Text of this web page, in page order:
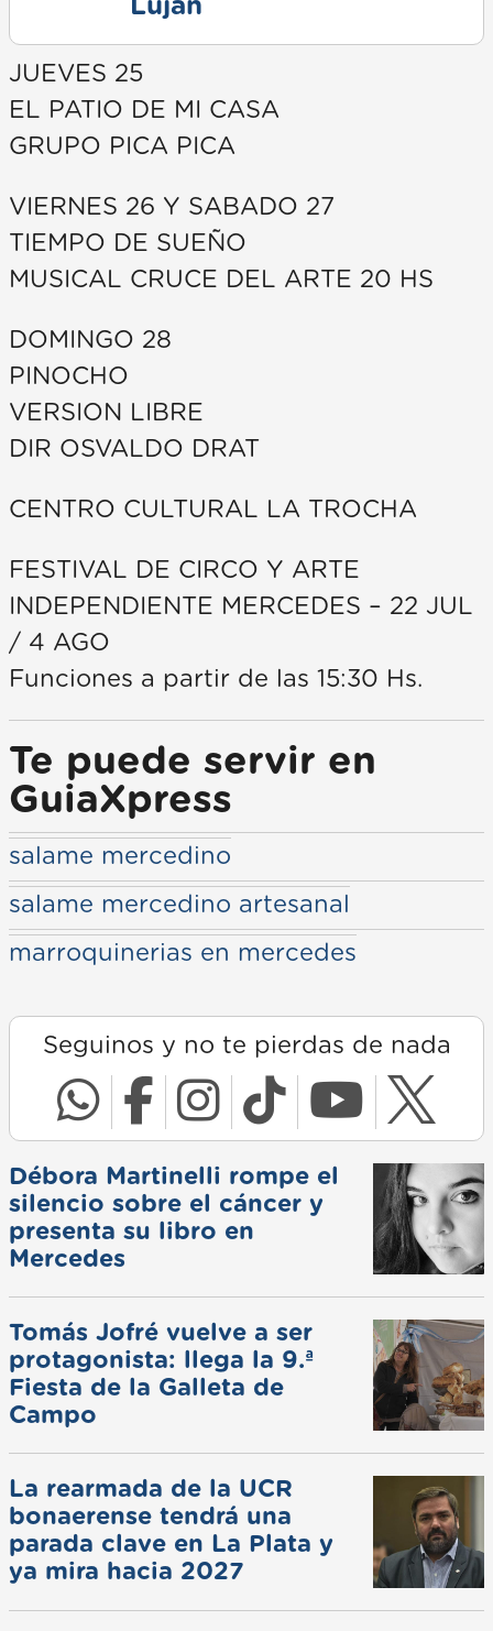
Luján
JUEVES 25
EL PATIO DE MI CASA
GRUPO PICA PICA
VIERNES 26 Y SABADO 27
TIEMPO DE SUEÑO
MUSICAL CRUCE DEL ARTE 20 HS
DOMINGO 28
PINOCHO
VERSION LIBRE
DIR OSVALDO DRAT
CENTRO CULTURAL LA TROCHA
FESTIVAL DE CIRCO Y ARTE
INDEPENDIENTE MERCEDES – 22 JUL
/ 4 AGO
Funciones a partir de las 15:30 Hs.
Te puede servir en
GuiaXpress
salame mercedino
salame mercedino artesanal
marroquinerias en mercedes
Seguinos y no te pierdas de nada
Débora Martinelli rompe el
silencio sobre el cáncer y
presenta su libro en
Mercedes
Tomás Jofré vuelve a ser
protagonista: llega la 9.ª
Fiesta de la Galleta de
Campo
La rearmada de la UCR
bonaerense tendrá una
parada clave en La Plata y
ya mira hacia 2027